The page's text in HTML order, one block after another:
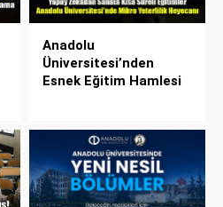
Anadolu
Üniversitesi’nden
Esnek Eğitim Hamlesi